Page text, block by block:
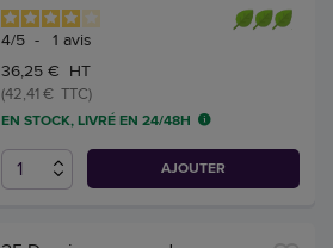
4/5 - 1 avis
36,25 € HT
(42,41 € TTC)
EN STOCK, LIVRÉ EN 24/48H
AJOUTER